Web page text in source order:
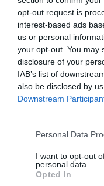
opt-out request is
interest-based ads
us or personal
your opt-out. You may
disclosure of your
IAB’s list of
also be disclosed by
Downstream
Please note that this
not limited to your visit
grant or deny consent
use your data for
Personal Data
I want to opt-out
personal data.
Opted In
αναγκαίων και
CONTINUE READING